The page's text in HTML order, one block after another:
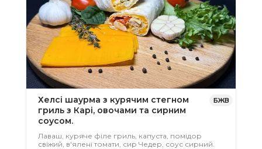
БЖВ
Хелсі шаурма з курячим стегном
гриль з Карі, овочами та сирним
соусом.
Лаваш, куряче філе гриль, капуста, помідор
свіжий, в'ялені томати, сир Чедер, соус сирний.